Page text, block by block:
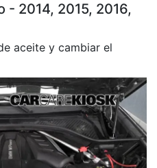
- 2014, 2015, 2016,
aceite y cambiar el